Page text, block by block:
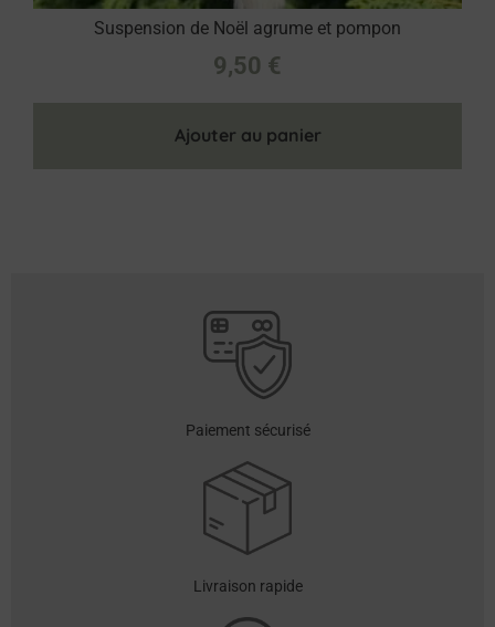
Suspension de Noël agrume et pompon
9,50 €
Ajouter au panier
Paiement sécurisé
Livraison rapide